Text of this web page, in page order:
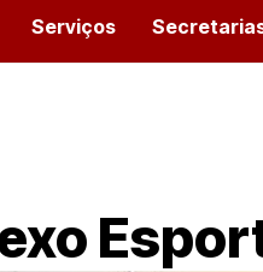
Serviços